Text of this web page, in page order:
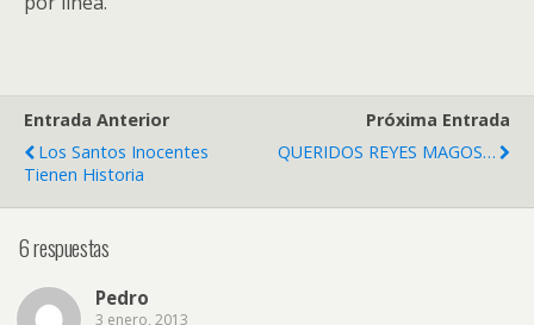
Entrada Anterior
Los Santos Inocentes
Tienen Historia
Próxima Entrada
QUERIDOS REYES MAGOS…
6 respuestas
Pedro
3 enero, 2013